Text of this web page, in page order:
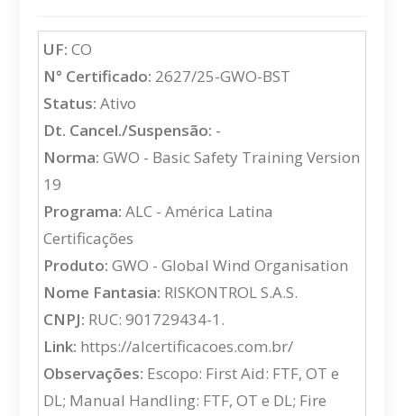
UF: CO
N° Certificado: 2627/25-GWO-BST
Status: Ativo
Dt. Cancel./Suspensão: -
Norma: GWO - Basic Safety Training Version
19
Programa: ALC - América Latina
Certificações
Produto: GWO - Global Wind Organisation
Nome Fantasia: RISKONTROL S.A.S.
CNPJ: RUC: 901729434-1.
Link: https://alcertificacoes.com.br/
Observações: Escopo: First Aid: FTF, OT e
DL; Manual Handling: FTF, OT e DL; Fire